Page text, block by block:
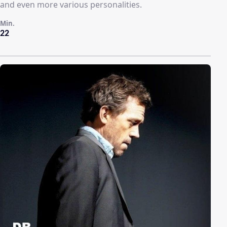
and even more various personalities.
22
Min.